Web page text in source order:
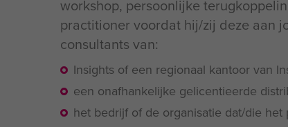
workshop, persoonlijke
practitioner voordat hij/zij deze aan
consultants van:
Insights of een regionaal kantoor van
een onafhankelijke gelicentieerde
het bedrijf of de organisatie dat/die